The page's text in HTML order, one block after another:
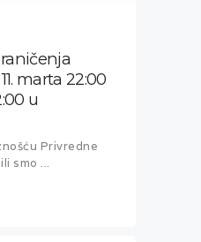
marta 22:00
u
Privredne
smo ...